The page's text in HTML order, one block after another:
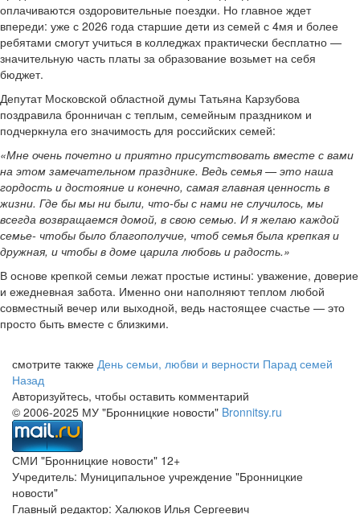
оплачиваются оздоровительные поездки. Но главное ждет
впереди: уже с 2026 года старшие дети из семей с 4мя и более
ребятами смогут учиться в колледжах практически бесплатно —
значительную часть платы за образование возьмет на себя
бюджет.
Депутат Московской областной думы Татьяна Карзубова
поздравила бронничан с теплым, семейным праздником и
подчеркнула его значимость для российских семей:
«Мне очень почетно и приятно присутствовать вместе с вами
на этом замечательном празднике. Ведь семья — это наша
гордость и достояние и конечно, самая главная ценность в
жизни. Где бы мы ни были, что-бы с нами не случилось, мы
всегда возвращаемся домой, в свою семью. И я желаю каждой
семье- чтобы было благополучие, чтоб семья была крепкая и
дружная, и чтобы в доме царила любовь и радость.»
В основе крепкой семьи лежат простые истины: уважение, доверие
и ежедневная забота. Именно они наполняют теплом любой
совместный вечер или выходной, ведь настоящее счастье — это
просто быть вместе с близкими.
смотрите также День семьи, любви и верности Парад семей
Назад
Авторизуйтесь, чтобы оставить комментарий
© 2006-2025 МУ "Бронницкие новости" Bronnitsy.ru
СМИ "Бронницкие новости" 12+
Учредитель: Муниципальное учреждение "Бронницкие
новости"
Главный редактор: Халюков Илья Сергеевич